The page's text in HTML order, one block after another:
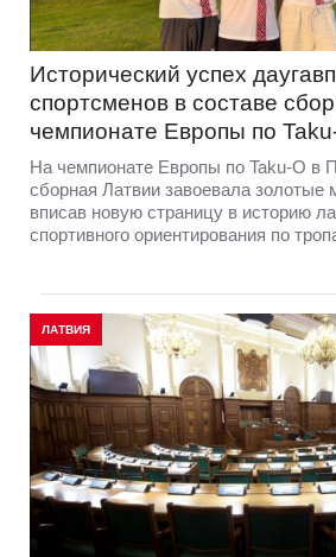
Исторический успех
спортсменов в составе
чемпионате Европы по
На чемпионате Европы по Taku-O в
сборная Латвии завоевала золотые
вписав новую страницу в историю
спортивного ориентирования по
ЛАТВИЯ